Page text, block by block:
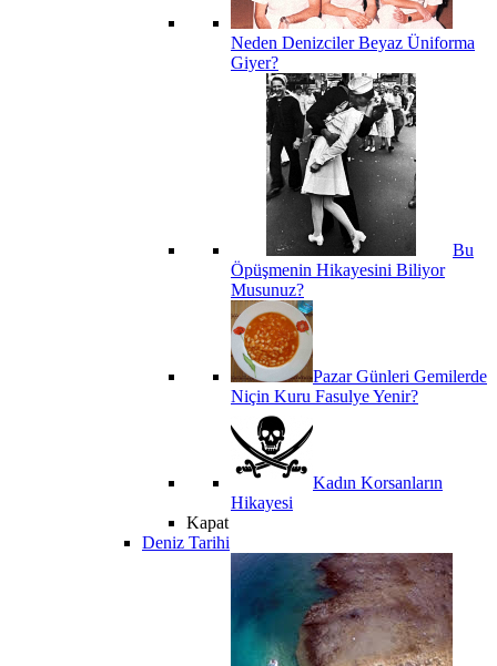
Neden Denizciler Beyaz Üniforma
Giyer?
Bu
Öpüşmenin Hikayesini Biliyor
Musunuz?
Pazar Günleri Gemilerde
Niçin Kuru Fasulye Yenir?
Kadın Korsanların
Hikayesi
Kapat
Deniz Tarihi